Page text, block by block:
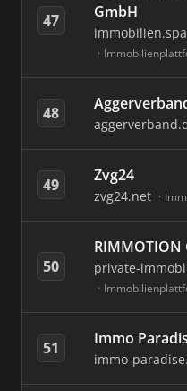
47
GmbH
48
49 Zvg24
zvg24.net
50
RIMMOTION
private-
51 Immo
immo-